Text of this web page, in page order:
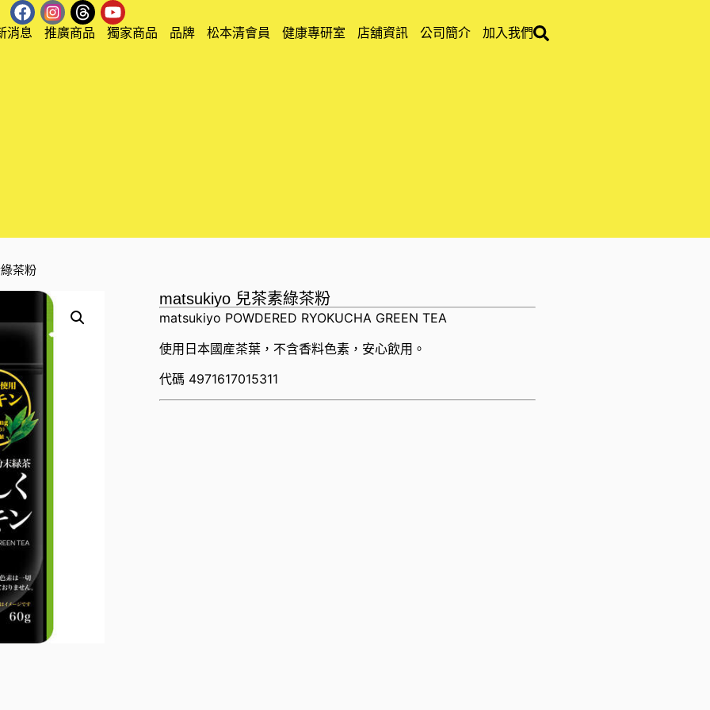
消息 推廣商品 獨家商品 品牌 松本清會員 健康專研室 店舖資訊 公司簡介 加入我們
茶粉
matsukiyo 兒茶素綠茶粉
matsukiyo POWDERED RYOKUCHA GREEN TEA
使用日本國産茶葉，不含香料色素，安心飲用。
代碼 4971617015311